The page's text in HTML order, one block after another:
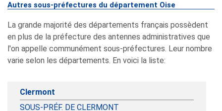
Autres sous-préfectures du département Oise
La grande majorité des départements français possèdent
en plus de la préfecture des antennes administratives que
l'on appelle communément sous-préfectures. Leur nombre
varie selon les départements. En voici la liste:
Clermont
SOUS-PRÉF. DE CLERMONT